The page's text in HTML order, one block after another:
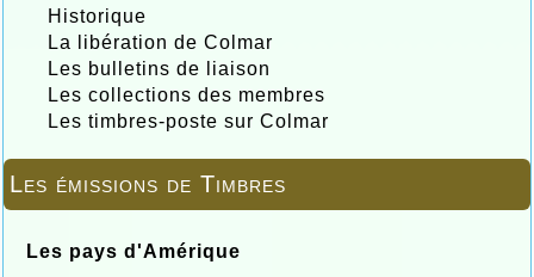
Historique
La libération de Colmar
Les bulletins de liaison
Les collections des membres
Les timbres-poste sur Colmar
Les émissions de Timbres
Les pays d'Amérique